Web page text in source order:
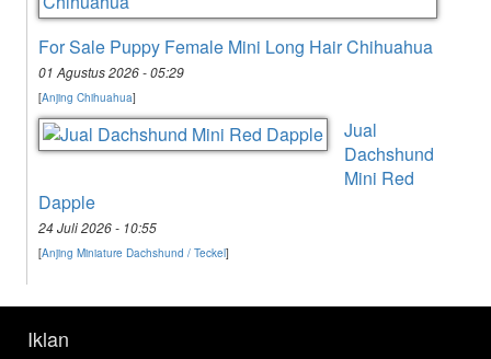
For Sale Puppy Female Mini Long Hair Chihuahua
01 Agustus 2026 - 05:29
[Anjing Chihuahua]
Jual
Dachshund
Mini Red
Dapple
24 Juli 2026 - 10:55
[Anjing Miniature Dachshund / Teckel]
Iklan